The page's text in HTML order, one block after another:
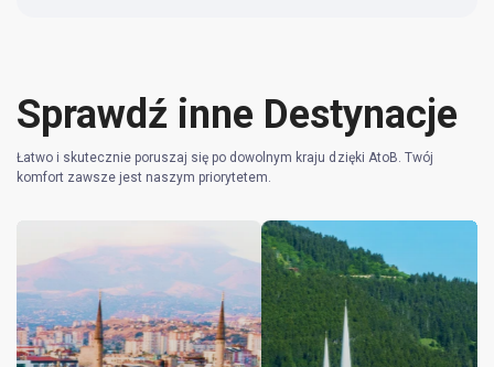
Sprawdź inne Destynacje
Łatwo i skutecznie poruszaj się po dowolnym kraju dzięki AtoB. Twój
komfort zawsze jest naszym priorytetem.